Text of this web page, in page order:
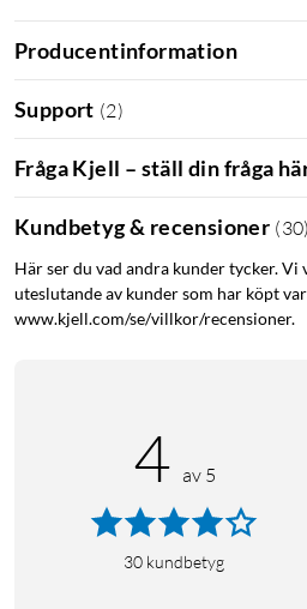
Producentinformation
Support (2)
Fråga Kjell – ställ din fråga
Kundbetyg & recensioner (30)
Här ser du vad andra kunder tycker.
uteslutande av kunder som har köpt
www.kjell.com/se/villkor/recensioner.
4 av 5
30 kundbetyg